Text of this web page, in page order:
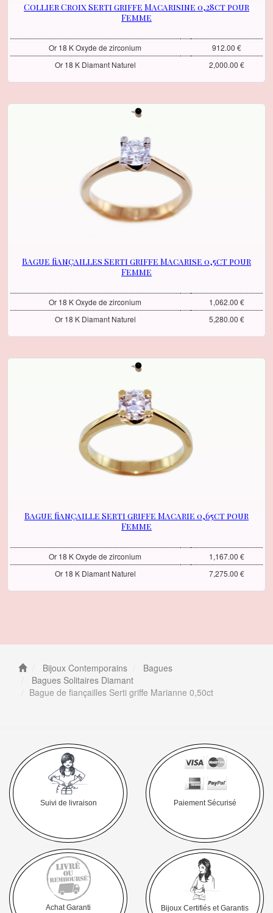
Collier Croix Serti griffe Macarisine 0,28ct pour
Femme
Or 18 K Oxyde de zirconium
912.00 €
Or 18 K Diamant Naturel
2,000.00 €
Bague fiançailles Serti griffe Macarise 0,5ct pour
Femme
Or 18 K Oxyde de zirconium
1,062.00 €
Or 18 K Diamant Naturel
5,280.00 €
Bague fiançaille Serti griffe Macarie 0,65ct pour
Femme
Or 18 K Oxyde de zirconium
1,167.00 €
Or 18 K Diamant Naturel
7,275.00 €
Bijoux Contemporains
Bagues
Bagues Solitaires Diamant
Bague de fiançailles Serti griffe Marianne 0,50ct
Suivi de livraison Paiement Sécurisé
Achat Garanti
Bijoux Certifiés et Garantis